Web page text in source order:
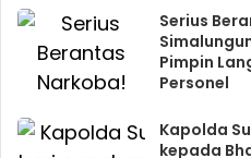
Serius
Pimpin
Personel
Kapolda Sumut beri
kepada